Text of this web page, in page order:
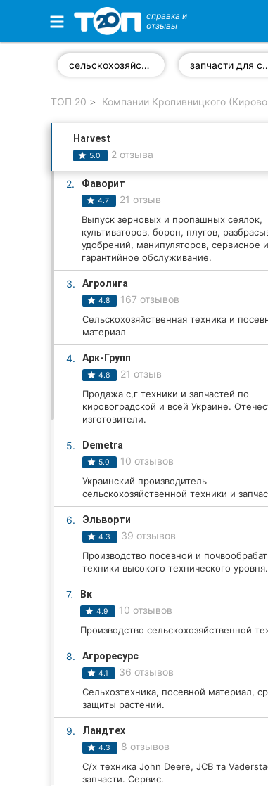
Избранные компании
Стоматологии
Частные клиники
Ветеринарные клиники
Автошколы
Все рубрики
Все города:
Кропивницкий
Винница
Житомир
Запорожье
справка и
отзывы
сельскохозяйственная техника запчасти для
ТОП 20 Компании Кропивницкого
Harvest
5.0 2 отзыва
2. Фаворит
4.7 21 отзыв
Выпуск зерновых и пропашных сеялок,
культиваторов, борон, плугов,
удобрений, манипуляторов, сервисное и
гарантийное обслуживание.
3. Агролига
4.8 167 отзывов
Сельскохозяйственная техника и
материал
4. Арк-Групп
4.8 21 отзыв
Продажа с,г техники и запчастей по
кировоградской и всей Украине.
изготовители.
5. Demetra
5.0 10 отзывов
Украинский производитель
сельскохозяйственной техники и
6. Эльворти
4.3 39 отзывов
Производство посевной и
техники высокого технического уровня.
7. Вк
4.9 10 отзывов
Производство сельскохозяйственной
8. Агроресурс
4.1 36 отзывов
Сельхозтехника, посевной материал,
защиты растений.
9. Ландтех
4.3 8 отзывов
С/х техника John Deere, JCB та
запчасти. Сервис.